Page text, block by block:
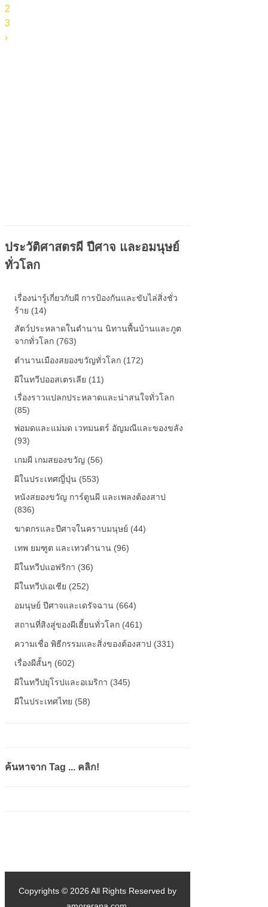
2
3
›
ประวัติศาสตรผี ปีศาจ และอมนุษย์
ทั่วโลก
เรื่องน่ารู้เกี่ยวกับผี การป้องกันและขับไล่สิ่งชั่ว
ร้าย (14)
สัตว์ประหลาดในตำนาน นิทานพื้นบ้านและภูต
จากทั่วโลก (763)
ตำนานเมืองสยองขวัญทั่วโลก (172)
ผีในทวีปออสเตรเลีย (11)
เรื่องราวแปลกประหลาดและน่าสนใจทั่วโลก
(85)
พ่อมดและแม่มด เวทมนตร์ อัญมณีและของขลัง
(93)
เกมผี เกมสยองขวัญ (56)
ผีในประเทศญี่ปุ่น (553)
หนังสยองขวัญ การ์ตูนผี และเพลงต้องสาป
(836)
ฆาตกรและปีศาจในคราบมนุษย์ (44)
เทพ ยมฑูต และเทวตำนาน (96)
ผีในทวีปแอฟริกา (36)
ผีในทวีปเอเชีย (252)
อมนุษย์ ปีศาจและเดรัจฉาน (664)
สถานที่สิงสู่ของผีเฮี้ยนทั่วโลก (461)
ความเชื่อ พิธีกรรมและสิ่งของต้องสาป (331)
เรื่องผีสั้นๆ (602)
ผีในทวีปยุโรปและอเมริกา (345)
ผีในประเทศไทย (58)
ค้นหาจาก Tag ... คลิก!
Copyrights © 2026 All Rights Reserved by